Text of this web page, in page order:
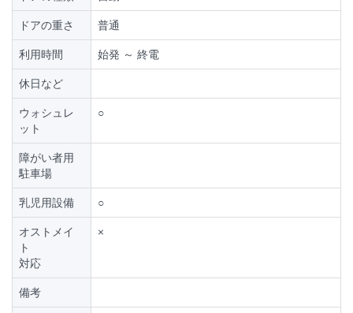
ドアの重さ
普通
利用時間
始発 ～ 終電
休日など
ウォシュレ
ット
○
障がい者用
駐車場
乳児用設備
○
オストメイ
ト
対応
×
備考